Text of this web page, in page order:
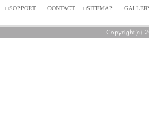
□SOPPORT □CONTACT □SITEMAP